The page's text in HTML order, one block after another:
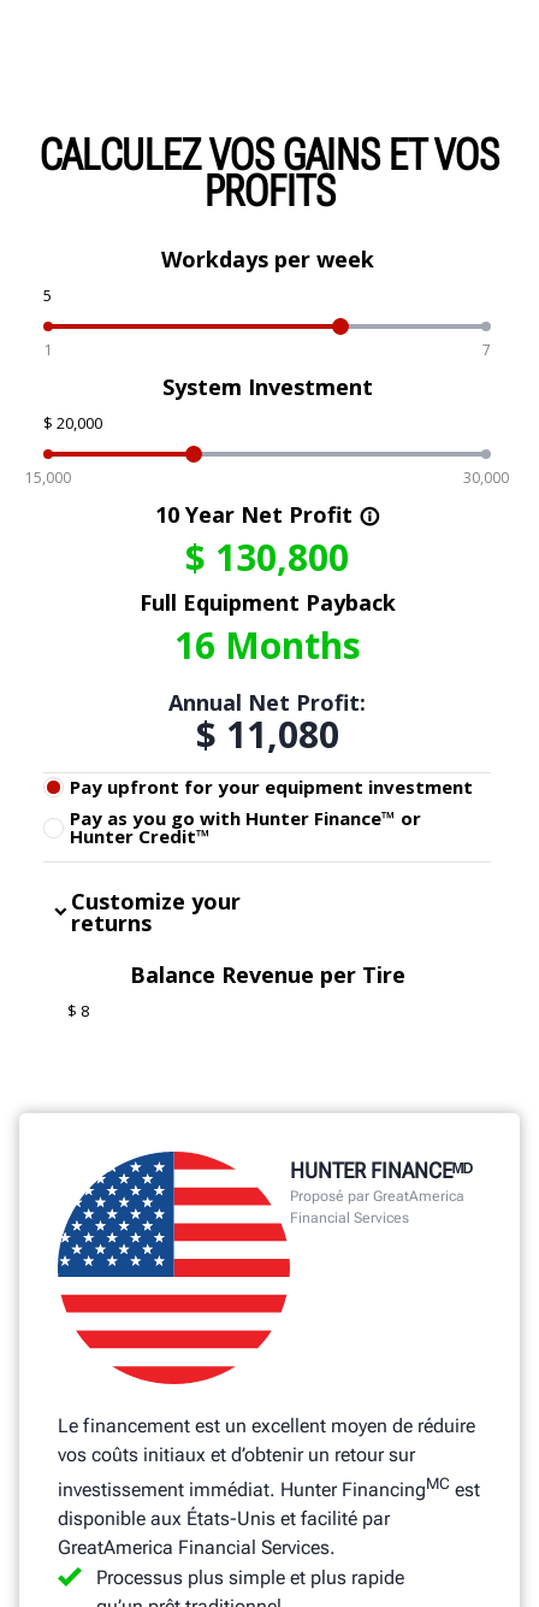
CALCULEZ VOS GAINS ET VOS
PROFITS
HUNTER FINANCEᴹᴰ
Proposé par GreatAmerica
Financial Services
Le financement est un excellent moyen de réduire
vos coûts initiaux et d’obtenir un retour sur
investissement immédiat. Hunter FinancingMC est
disponible aux États-Unis et facilité par
GreatAmerica Financial Services.
Processus plus simple et plus rapide